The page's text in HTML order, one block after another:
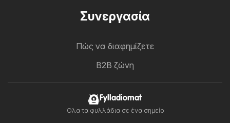
Συνεργασία
Πώς να διαφημίζετε
B2B ζώνη
Fylladiomat
Όλα τα φυλλάδια σε ένα σημείο